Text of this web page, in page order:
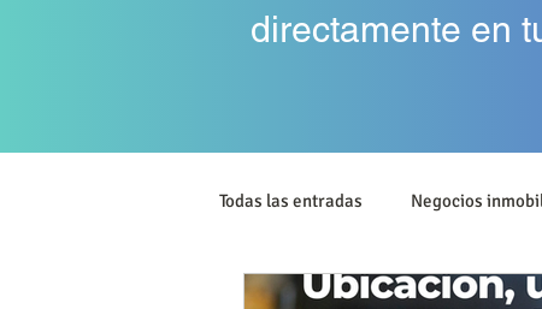
directamente en
Todas las entradas Negocios
Inversiones Inmobiliarias